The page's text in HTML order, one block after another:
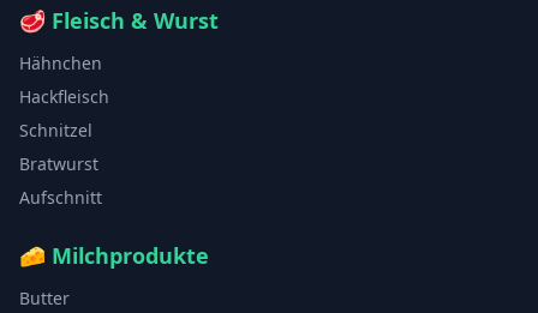
🥩 Fleisch & Wurst
Hähnchen
Hackfleisch
Schnitzel
Bratwurst
Aufschnitt
🧀 Milchprodukte
Butter